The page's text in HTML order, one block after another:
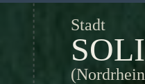
Stadt